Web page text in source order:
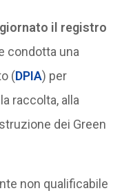
il registro
condotta una
(DPIA) per
raccolta, alla
dei Green
non qualificabile